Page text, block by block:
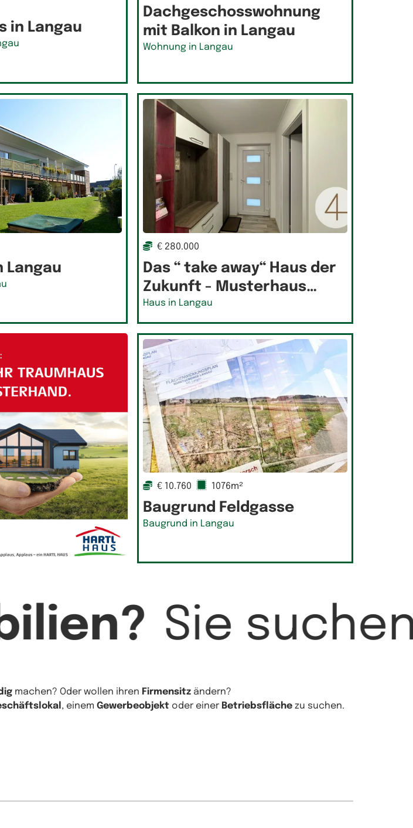
in Langau
Dachgeschosswohnung
mit Balkon in Langau
Wohnung in Langau
Langau
€ 280.000
Das “ take away“ Haus der
Zukunft - Musterhaus…
Haus in Langau
€ 10.760 1076m²
Baugrund Feldgasse
Baugrund in Langau
Sie
machen? Oder wollen ihren Firmensitz ändern?
, einem Gewerbeobjekt oder einer Betriebsfläche zu suchen.